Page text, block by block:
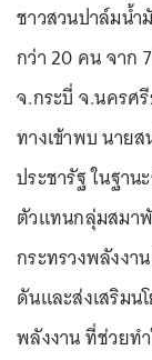
ชาวสวนปาล์มน้
กว่า 20 คน จาก
จ.กระบี่ จ.นครศ
ทางเข้าพบ นาย
ประชารัฐ ในฐาน
ตัวแทนกลุ่มสมา
กระทรวงพลังงา
ดันและส่งเสริมน
พลังงาน ที่ช่วยท